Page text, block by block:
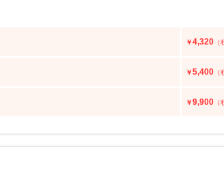
￥4,320 （
￥5,400 （
￥9,900 （